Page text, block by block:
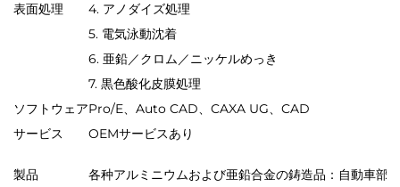
表面処理
4. アノダイズ処理
5. 電気泳動沈着
6. 亜鉛／クロム／ニッケルめっき
7. 黒色酸化皮膜処理
ソフトウェアPro/E、Auto CAD、CAXA UG、CAD
サービス
OEMサービスあり
製品 各种アルミニウムおよび亜鉛合金の鋳造品：自動車部